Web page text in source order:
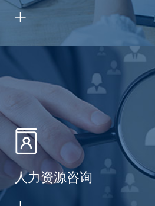
人力资源咨询